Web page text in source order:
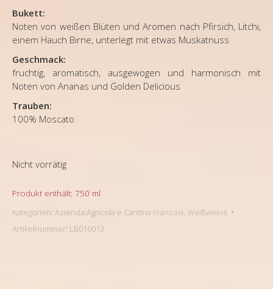
Bukett:
Noten von weißen Blüten und Aromen nach Pfirsich, Litchi,
einem Hauch Birne, unterlegt mit etwas Muskatnuss
Geschmack:
fruchtig, aromatisch, ausgewogen und harmonisch mit
Noten von Ananas und Golden Delicious
Trauben:
100% Moscato
Nicht vorrätig
Produkt enthält: 750 ml
Kategorien: Azienda Agricola e Cantina Franzosi, Weißweine
Artikelnummer: LB016013